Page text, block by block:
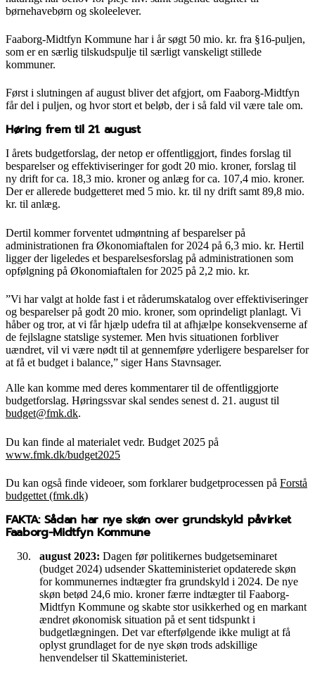
børnehavebørn og skoleelever.
Faaborg-Midtfyn Kommune har i år søgt 50 mio. kr. fra §16-puljen,
som er en særlig tilskudspulje til særligt vanskeligt stillede
kommuner.
Først i slutningen af august bliver det afgjort, om Faaborg-Midtfyn
får del i puljen, og hvor stort et beløb, der i så fald vil være tale om.
Høring frem til 21. august
I årets budgetforslag, der netop er offentliggjort, findes forslag til
besparelser og effektiviseringer for godt 20 mio. kroner, forslag til
ny drift for ca. 18,3 mio. kroner og anlæg for ca. 107,4 mio. kroner.
Der er allerede budgetteret med 5 mio. kr. til ny drift samt 89,8 mio.
kr. til anlæg.
Dertil kommer forventet udmøntning af besparelser på
administrationen fra Økonomiaftalen for 2024 på 6,3 mio. kr. Hertil
ligger der ligeledes et besparelsesforslag på administrationen som
opfølgning på Økonomiaftalen for 2025 på 2,2 mio. kr.
”Vi har valgt at holde fast i et råderumskatalog over effektiviseringer
og besparelser på godt 20 mio. kroner, som oprindeligt planlagt. Vi
håber og tror, at vi får hjælp udefra til at afhjælpe konsekvenserne af
de fejlslagne statslige systemer. Men hvis situationen forbliver
uændret, vil vi være nødt til at gennemføre yderligere besparelser for
at få et budget i balance,” siger Hans Stavnsager.
Alle kan komme med deres kommentarer til de offentliggjorte
budgetforslag. Høringssvar skal sendes senest d. 21. august til
budget@fmk.dk.
Du kan finde al materialet vedr. Budget 2025 på
www.fmk.dk/budget2025
Du kan også finde videoer, som forklarer budgetprocessen på Forstå
budgettet (fmk.dk)
FAKTA: Sådan har nye skøn over grundskyld påvirket
Faaborg-Midtfyn Kommune
august 2023: Dagen før politikernes budgetseminaret
(budget 2024) udsender Skatteministeriet opdaterede skøn
for kommunernes indtægter fra grundskyld i 2024. De nye
skøn betød 24,6 mio. kroner færre indtægter til Faaborg-
Midtfyn Kommune og skabte stor usikkerhed og en markant
ændret økonomisk situation på et sent tidspunkt i
budgetlægningen. Det var efterfølgende ikke muligt at få
oplyst grundlaget for de nye skøn trods adskillige
henvendelser til Skatteministeriet.